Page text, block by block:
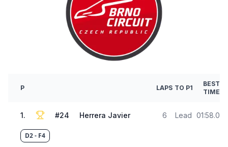
P LAPS TO P1
BEST
TIME
1. #24 Herrera Javier 6 Lead 01:58.041
D2 - F4